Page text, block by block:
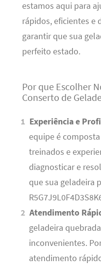
estamos aqui para
rápidos, eficientes e
garantir que sua
perfeito estado.
Por que Escolher
Conserto de
Experiência e
equipe é
treinados e
diagnosticar e
que sua geladeira
Atendimento
geladeira
inconvenientes.
atendimento